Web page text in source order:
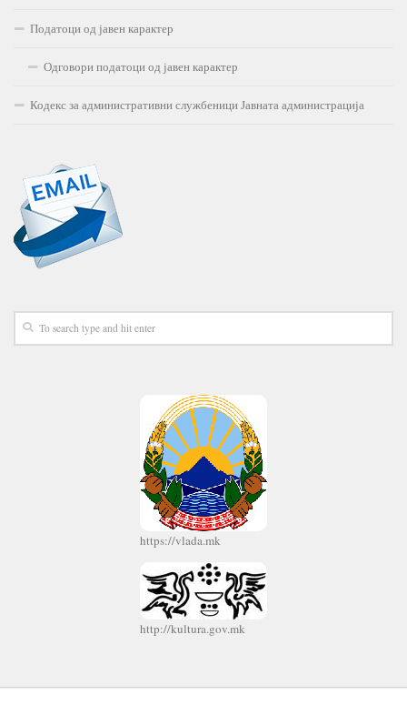
Податоци од јавен карактер
Одговори податоци од јавен карактер
Кодекс за административни службеници Јавната администрација
https://vlada.mk
http://kultura.gov.mk